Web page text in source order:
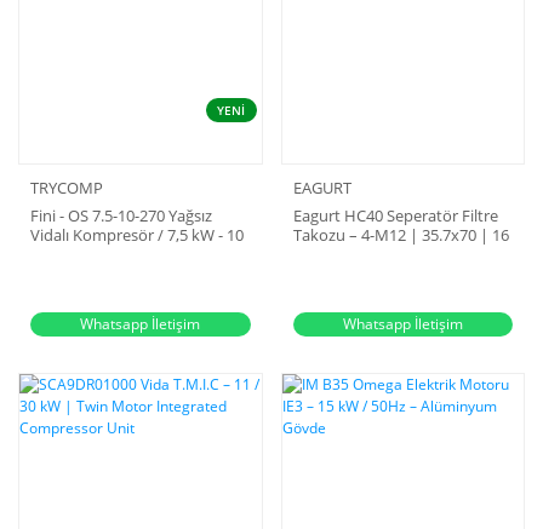
YENİ
TRYCOMP
Fini - OS 7.5-10-270 Yağsız
Vidalı Kompresör / 7,5 kW - 10
Whatsapp İletişim
EAGURT
Eagurt HC40 Seperatör Filtre
Takozu – 4-M12 | 35.7x70 | 16
Whatsapp İletişim